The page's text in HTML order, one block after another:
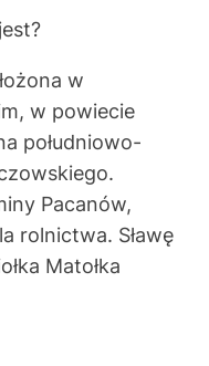
w
w powiecie
południowo-
Pacanów,
rolnictwa. Sławę
Matołka